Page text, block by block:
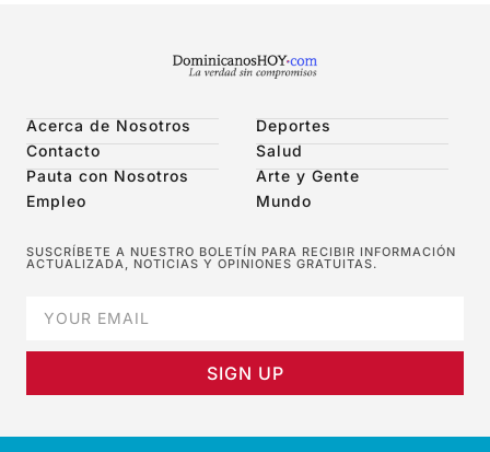
Acerca de Nosotros
Contacto
Pauta con Nosotros
Empleo
Deportes
Salud
Arte y Gente
Mundo
SUSCRÍBETE A NUESTRO BOLETÍN PARA RECIBIR INFORMACIÓN
ACTUALIZADA, NOTICIAS Y OPINIONES GRATUITAS.
SIGN UP